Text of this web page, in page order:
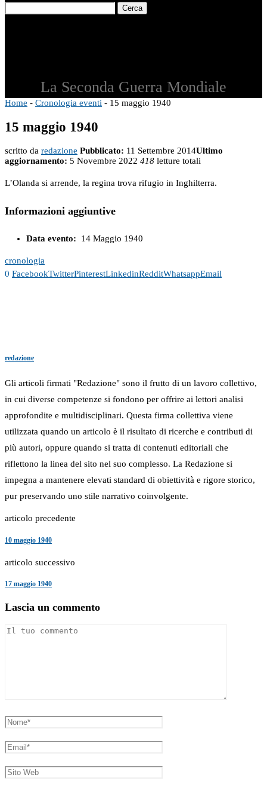
Cerca
La Seconda Guerra Mondiale
Home - Cronologia eventi - 15 maggio 1940
15 maggio 1940
scritto da redazione Pubblicato: 11 Settembre 2014Ultimo
aggiornamento: 5 Novembre 2022 418 letture totali
L’Olanda si arrende, la regina trova rifugio in Inghilterra.
Informazioni aggiuntive
Data evento: 14 Maggio 1940
cronologia
0 FacebookTwitterPinterestLinkedinRedditWhatsappEmail
redazione
Gli articoli firmati "Redazione" sono il frutto di un lavoro collettivo,
in cui diverse competenze si fondono per offrire ai lettori analisi
approfondite e multidisciplinari. Questa firma collettiva viene
utilizzata quando un articolo è il risultato di ricerche e contributi di
più autori, oppure quando si tratta di contenuti editoriali che
riflettono la linea del sito nel suo complesso. La Redazione si
impegna a mantenere elevati standard di obiettività e rigore storico,
pur preservando uno stile narrativo coinvolgente.
articolo precedente
10 maggio 1940
articolo successivo
17 maggio 1940
Lascia un commento